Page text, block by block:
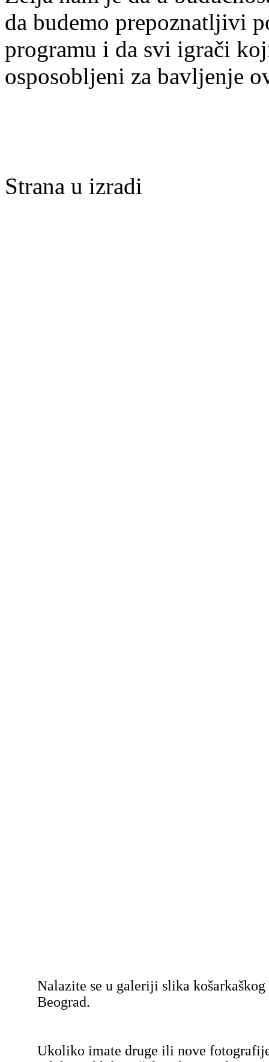
da budemo prepoznatljivi
programu i da svi igrači
osposobljeni za bavljenje
Strana u izradi
Nalazite se u galeriji slika
Beograd.
Ukoliko imate druge ili nove